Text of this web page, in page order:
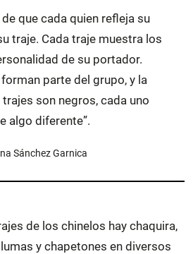
que cada quien refleja su
traje. Cada traje muestra los
de su portador.
parte del grupo, y la
son negros, cada uno
algo diferente”.
Sánchez Garnica
de los chinelos hay chaquira,
y chapetones en diversos